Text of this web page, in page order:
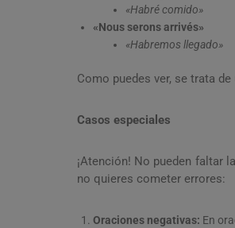
«Habré comido»
«Nous serons arrivés»
«Habremos llegado»
Como puedes ver, se trata
Casos especiales
¡Atención! No pueden faltar
no quieres cometer errores:
Oraciones negativas: En